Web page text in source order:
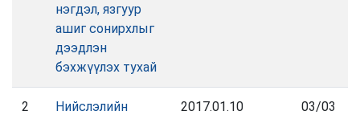
нэгдэл, язгуур
ашиг сонирхлыг
дээдлэн
бэхжүүлэх тухай
2
Нийслэлийн
2017.01.10 03/03